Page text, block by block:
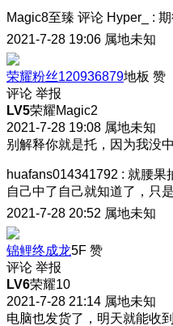
Magic8至臻 评论 Hyper_ :
2021-7-28 19:06 属地未知
荣耀粉丝120936879地板 赞
评论 举报
LV5荣耀Magic2
2021-7-28 19:08 属地未知
别解释你就是托，因为我没
huafans014341792 : 就腰果
自己中了自己就知道了，只
2021-7-28 20:52 属地未知
锦鲤终成龙5F 赞
评论 举报
LV6荣耀10
2021-7-28 21:14 属地未知
电脑也发货了，明天就能收到